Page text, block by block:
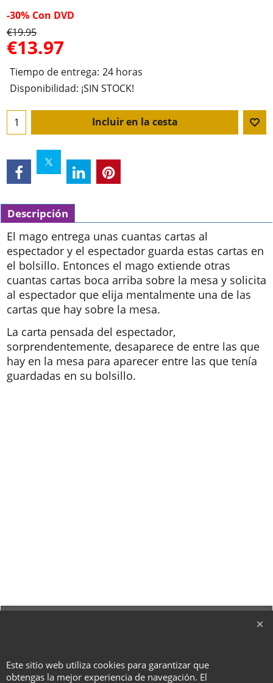
-30% Con DVD
€19.95
€13.97
Tiempo de entrega: 24 horas
Disponibilidad: ¡SIN STOCK!
Incluir en la cesta
Descripción
El mago entrega unas cuantas cartas al
espectador y el espectador guarda estas cartas en
el bolsillo. Entonces el mago extiende otras
cuantas cartas boca arriba sobre la mesa y solicita
al espectador que elija mentalmente una de las
cartas que hay sobre la mesa.
La carta pensada del espectador,
sorprendentemente, desaparece de entre las que
hay en la mesa para aparecer entre las que tenía
guardadas en su bolsillo.
Este sitio web utiliza cookies para garantizar que
obtengas la mejor experiencia de navegación. El